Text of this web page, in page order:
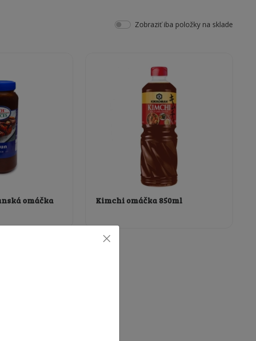
Zobraziť iba položky na sklade
omáčka
Kimchi omáčka 850ml